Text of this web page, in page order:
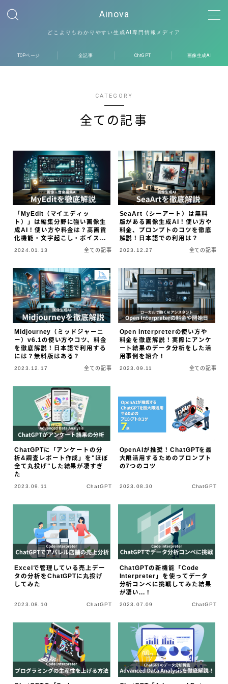
Ainova
どこよりもわかりやすい生成AI専門情報メディア
運営者情報
プライバシーポリシー
お問い合わせ
TOPページ 全記事 ChtGPT 画像生成AI
CATEGORY
全ての記事
「MyEdit（マイエディッ
ト）」は編集分野に強い画像生
成AI！使い方や料金は？高画質
化機能・文字起こし・ボイスチ
ェンジャーなどを徹底解説！
2024.01.13 全ての記事
SeaArt（シーアート）は無料
版がある画像生成AI！使い方や
料金、プロンプトのコツを徹底
解説！日本語での利用は？
2023.12.27 全ての記事
Midjourney（ミッドジャーニ
ー）v6.1の使い方やコツ、料金
を徹底解説！日本語で利用する
には？無料版はある？
2023.12.17 全ての記事
Open Interpreterの使い方や
料金を徹底解説！実際にアンケ
ート結果のデータ分析をした活
用事例を紹介！
2023.09.11 全ての記事
ChatGPTに「アンケートの分
析&調査レポート作成」を"ほぼ
全て丸投げ"した結果が凄すぎ
た
2023.09.11 ChatGPT
OpenAIが推奨！ChatGPTを最
大限活用するためのプロンプト
の7つのコツ
2023.08.30 ChatGPT
Excelで管理している売上デー
タの分析をChatGPTに丸投げ
してみた
2023.08.10 ChatGPT
ChatGPTの新機能「Code
Interpreter」を使ってデータ
分析コンペに挑戦してみた結果
が凄い...！
2023.07.09 ChatGPT